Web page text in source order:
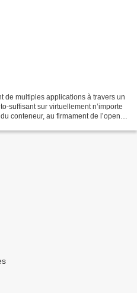
de multiples applications à travers un
suffisant sur virtuellement n’importe
conteneur, au firmament de l’open